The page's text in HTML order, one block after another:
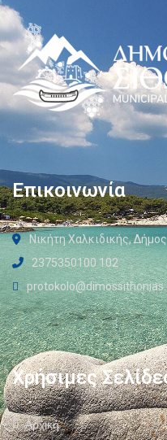
Επικοινωνία
Νικήτη Χαλκιδικής,
2375350100 102
Χρήσιμες
Αρχική